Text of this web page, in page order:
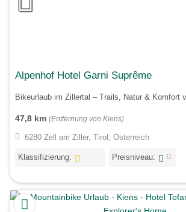
Alpenhof Hotel Garni Suprême
Bikeurlaub im Zillertal – Trails, Natur & Komfort
47,8 km (Entfernung von Kiens)
6280 Zell am Ziller, Tirol, Österreich
Klassifizierung: Preisniveau: